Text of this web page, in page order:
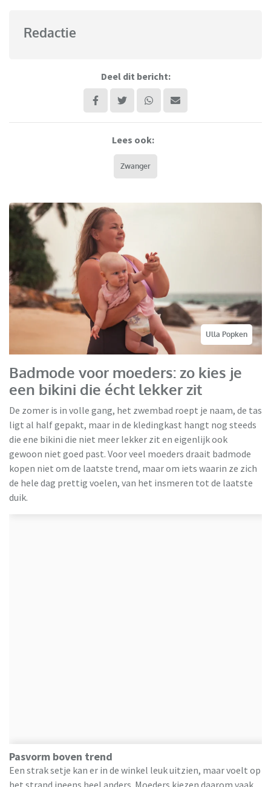
Redactie
Deel dit bericht:
Lees ook:
Zwanger
Ulla Popken
Badmode voor moeders: zo kies je
een bikini die écht lekker zit
De zomer is in volle gang, het zwembad roept je naam, de tas
ligt al half gepakt, maar in de kledingkast hangt nog steeds
die ene bikini die niet meer lekker zit en eigenlijk ook
gewoon niet goed past. Voor veel moeders draait badmode
kopen niet om de laatste trend, maar om iets waarin ze zich
de hele dag prettig voelen, van het insmeren tot de laatste
duik.
Pasvorm boven trend
Een strak setje kan er in de winkel leuk uitzien, maar voelt op
het strand ineens heel anders. Moeders kiezen daarom vaak